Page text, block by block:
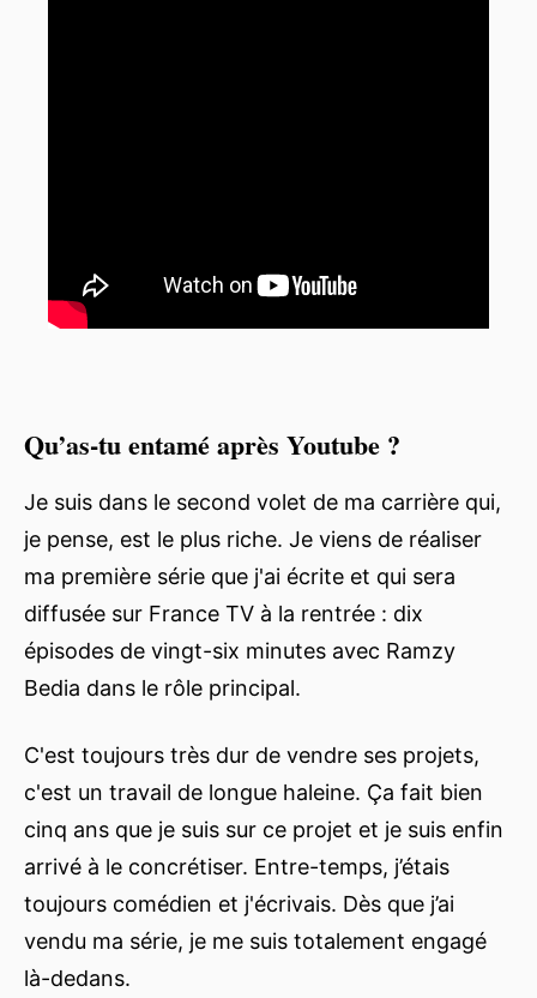
Qu’as-tu entamé après Youtube ?
Je suis dans le second volet de ma carrière qui,
je pense, est le plus riche. Je viens de réaliser
ma première série que j'ai écrite et qui sera
diffusée sur France TV à la rentrée : dix
épisodes de vingt-six minutes avec Ramzy
Bedia dans le rôle principal.
C'est toujours très dur de vendre ses projets,
c'est un travail de longue haleine. Ça fait bien
cinq ans que je suis sur ce projet et je suis enfin
arrivé à le concrétiser. Entre-temps, j’étais
toujours comédien et j'écrivais. Dès que j’ai
vendu ma série, je me suis totalement engagé
là-dedans.